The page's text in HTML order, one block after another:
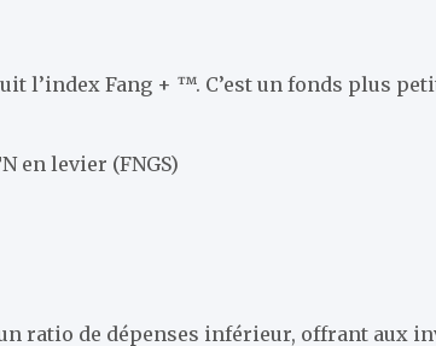
l’index Fang + ™. C’est un fonds plus
en levier (FNGS)
ratio de dépenses inférieur, offrant aux